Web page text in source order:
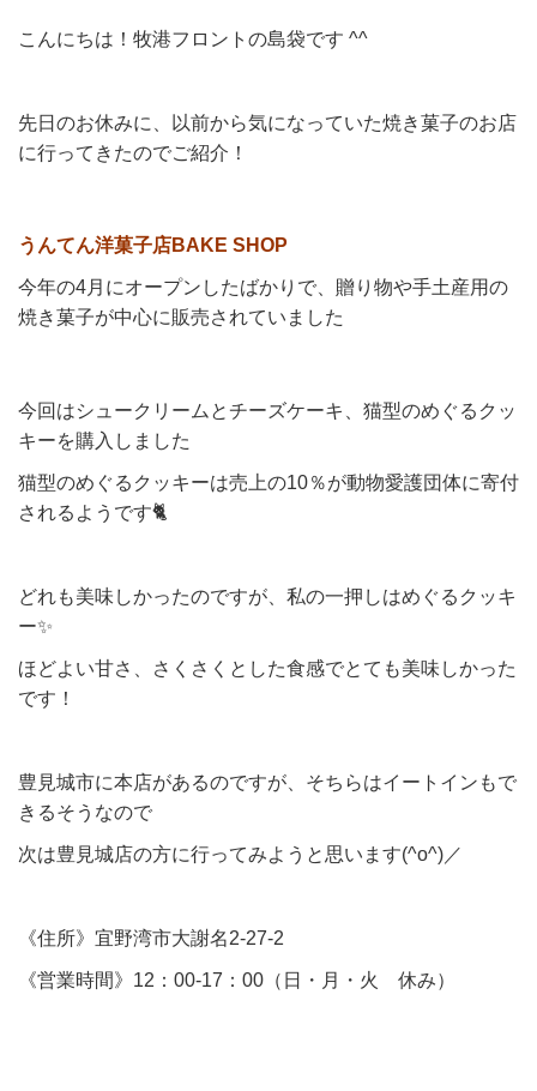
こんにちは！牧港フロントの島袋です ^^
先日のお休みに、以前から気になっていた焼き菓子のお店
に行ってきたのでご紹介！
うんてん洋菓子店BAKE SHOP
今年の4月にオープンしたばかりで、贈り物や手土産用の
焼き菓子が中心に販売されていました
今回はシュークリームとチーズケーキ、猫型のめぐるクッ
キーを購入しました
猫型のめぐるクッキーは売上の10％が動物愛護団体に寄付
されるようです🐈
どれも美味しかったのですが、私の一押しはめぐるクッキ
ー✨
ほどよい甘さ、さくさくとした食感でとても美味しかった
です！
豊見城市に本店があるのですが、そちらはイートインもで
きるそうなので
次は豊見城店の方に行ってみようと思います(^o^)／
《住所》宜野湾市大謝名2-27-2
《営業時間》12：00-17：00（日・月・火 休み）